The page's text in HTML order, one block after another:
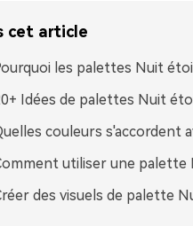
cet article
les palettes Nuit
Idées de palettes Nuit
couleurs s'accordent
utiliser une palette
des visuels de palette